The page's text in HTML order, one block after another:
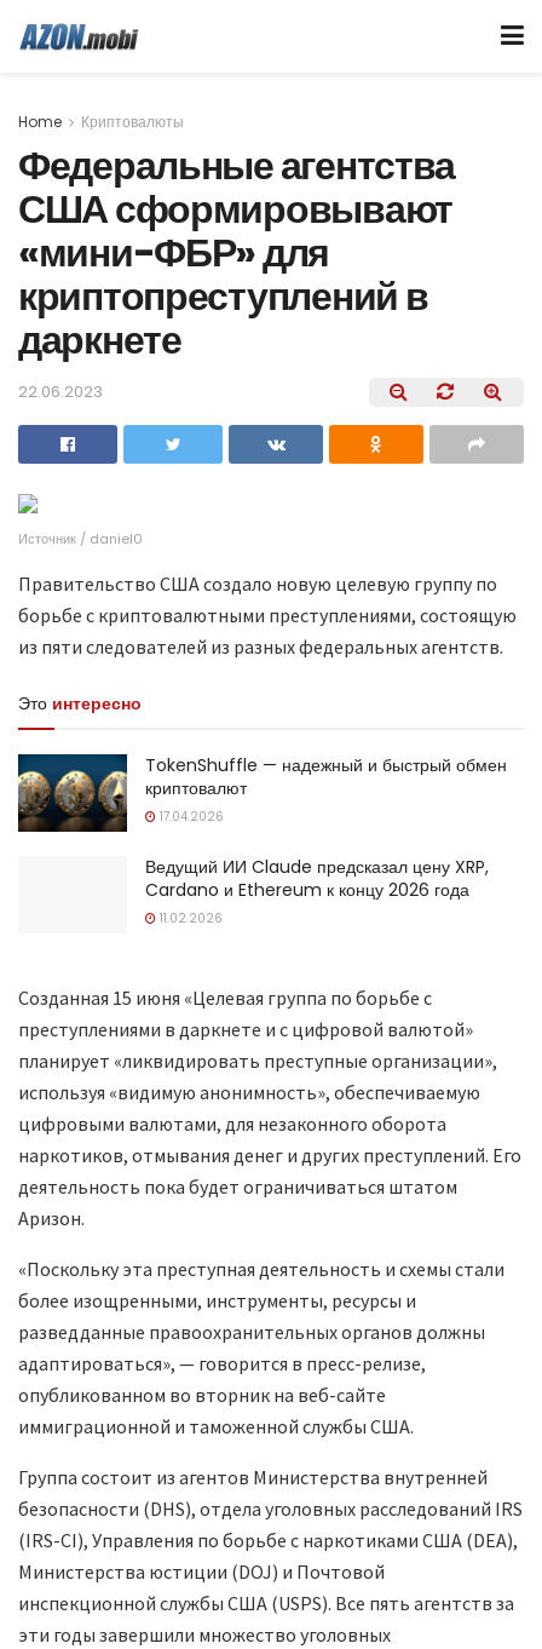
Home Криптовалюты
Федеральные агентства
США сформировывают
«мини-ФБР» для
криптопреступлений в
даркнете
22.06.2023
Источник / daniel0
Правительство США создало новую целевую группу по
борьбе с криптовалютными преступлениями, состоящую
из пяти следователей из разных федеральных агентств.
Это интересно
TokenShuffle — надежный и быстрый обмен
криптовалют
17.04.2026
Ведущий ИИ Claude предсказал цену XRP,
Cardano и Ethereum к концу 2026 года
11.02.2026
Созданная 15 июня «Целевая группа по борьбе с
преступлениями в даркнете и с цифровой валютой»
планирует «ликвидировать преступные организации»,
используя «видимую анонимность», обеспечиваемую
цифровыми валютами, для незаконного оборота
наркотиков, отмывания денег и других преступлений. Его
деятельность пока будет ограничиваться штатом
Аризон.
«Поскольку эта преступная деятельность и схемы стали
более изощренными, инструменты, ресурсы и
разведданные правоохранительных органов должны
адаптироваться», — говорится в пресс-релизе,
опубликованном во вторник на веб-сайте
иммиграционной и таможенной службы США.
Группа состоит из агентов Министерства внутренней
безопасности (DHS), отдела уголовных расследований IRS
(IRS-CI), Управления по борьбе с наркотиками США (DEA),
Министерства юстиции (DOJ) и Почтовой
инспекционной службы США (USPS). Все пять агентств за
эти годы завершили множество уголовных